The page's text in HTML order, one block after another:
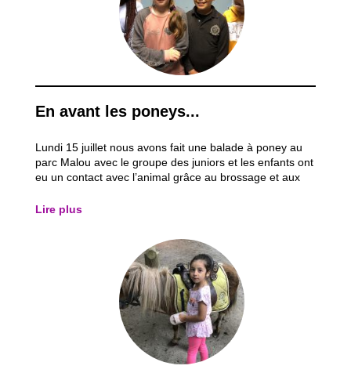
En avant les poneys...
Lundi 15 juillet nous avons fait une balade à poney au
parc Malou avec le groupe des juniors et les enfants ont
eu un contact avec l’animal grâce au brossage et aux
enfants ont pu découvrir le monde des poneys et
Lire plus